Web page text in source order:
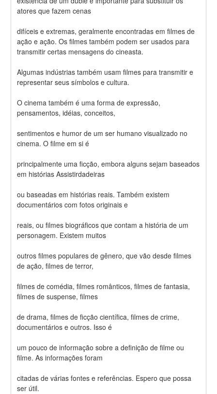
atores que fazem cenas
difíceis e extremas, geralmente encontradas em filmes de
ação e ação. Os filmes também podem ser usados para
transmitir certas mensagens do cineasta.
Algumas indústrias também usam filmes para transmitir e
representar seus símbolos e cultura.
O cinema também é uma forma de expressão,
pensamentos, idéias, conceitos,
sentimentos e humor de um ser humano visualizado no
cinema. O filme em si é
principalmente uma ficção, embora alguns sejam baseados
em histórias Assistirdadeiras
ou baseadas em histórias reais. Também existem
documentários com fotos originais e
reais, ou filmes biográficos que contam a história de um
personagem. Existem muitos
outros filmes populares de gênero, que vão desde filmes
de ação, filmes de terror,
filmes de comédia, filmes românticos, filmes de fantasia,
filmes de suspense, filmes
de drama, filmes de ficção científica, filmes de crime,
documentários e outros. Isso é
um pouco de informação sobre a definição de filme ou
filme. As informações foram
citadas de várias fontes e referências. Espero que possa
ser útil.